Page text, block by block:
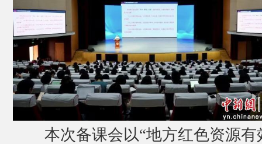
本次备课会以“地方红色资源有